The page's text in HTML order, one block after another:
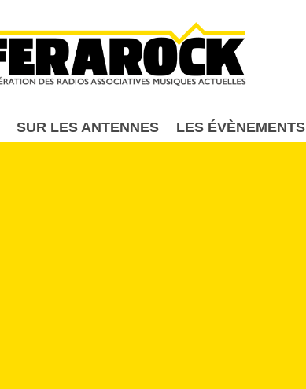
SUR LES ANTENNES LES ÉVÈNEMENTS